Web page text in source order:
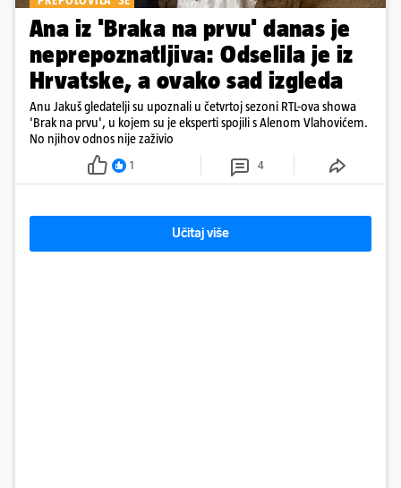
Ana iz 'Braka na prvu' danas je
neprepoznatljiva: Odselila je iz
Hrvatske, a ovako sad izgleda
Anu Jakuš gledatelji su upoznali u četvrtoj sezoni RTL-ova showa
'Brak na prvu', u kojem su je eksperti spojili s Alenom Vlahovićem.
No njihov odnos nije zaživio
1 4
Učitaj više